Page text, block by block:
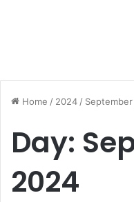
Home / 2024 / September
Day:
2024